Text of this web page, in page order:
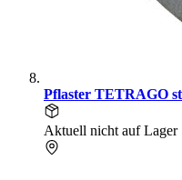
Pflaster TETRAGO
Aktuell nicht auf Lager